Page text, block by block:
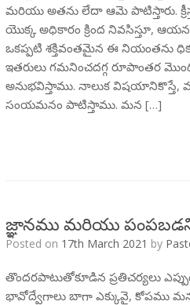
మరియు అతను లేదా ఆమె పాటిస్తారు.
యొక్క అధికారం క్రింద నివసిస్తూ,
ఒకప్పటి శక్తివంతమైన ఈ నియంతను
ఇతరులు గమనించదగ్గ రూపాంతర
అనుభవిస్తాము. నాలుక
సంయమనం పాటిస్తాము. మన […]
జ్ఞానము మరియు
Posted on 17th March 2021 by
తొందరపాటుతోకూడిన ప్రతిచర్యలు
భావోద్వేగాలు బాగా ఎక్కువై, కోపము